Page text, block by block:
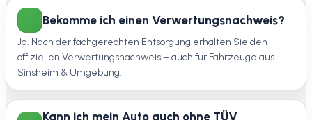
Bekomme ich einen Verwertungsnachweis?
Ja. Nach der fachgerechten Entsorgung erhalten Sie den
offiziellen Verwertungsnachweis – auch für Fahrzeuge aus
Sinsheim & Umgebung.
Kann ich mein Auto auch ohne TÜV